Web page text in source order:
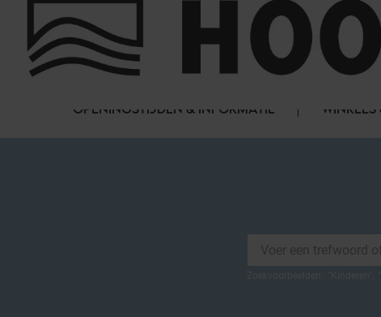
FAQ
HET WINKELCENTRUM
OPENINGSTIJDEN & INFORMATIE WINKELS